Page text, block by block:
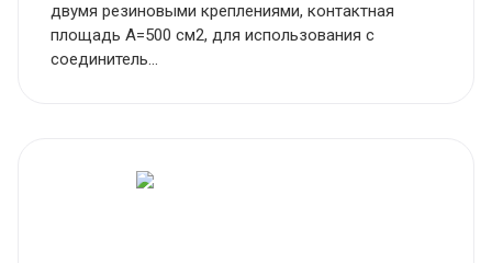
двумя резиновыми креплениями, контактная
площадь А=500 см2, для использования с
соединитель...